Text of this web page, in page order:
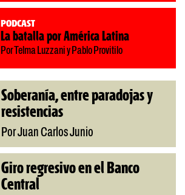
Podcast
La batalla por América Latina
Por Telma Luzzani y Pablo Provitilo
Soberanía, entre paradojas y
resistencias
Por Juan Carlos Junio
Giro regresivo en el Banco
Central